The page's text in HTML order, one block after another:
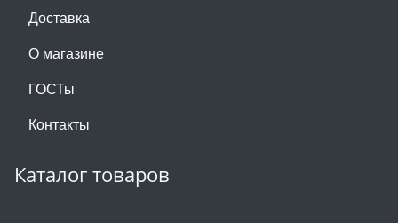
Доставка
О магазине
ГОСТы
Контакты
Каталог товаров